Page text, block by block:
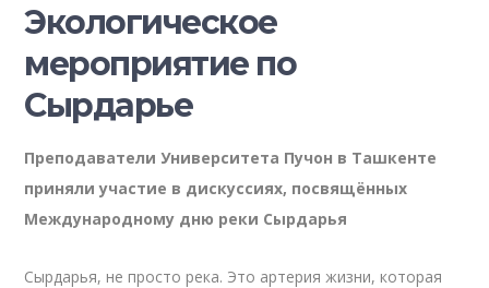
Экологическое
мероприятие по
Сырдарье
Преподаватели Университета Пучон в Ташкенте
приняли участие в дискуссиях, посвящённых
Международному дню реки Сырдарья
Сырдарья, не просто река. Это артерия жизни, которая